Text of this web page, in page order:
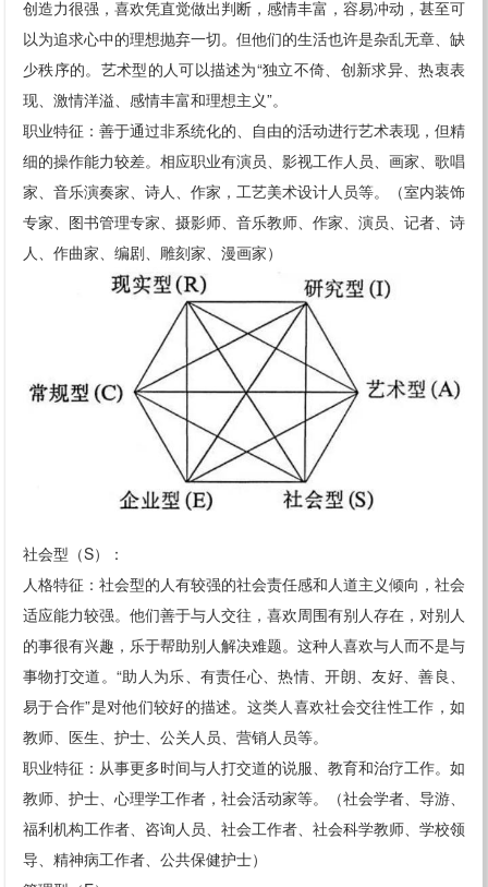
创造力很强，喜欢凭直觉做出判断，感情丰富，容易冲动，甚至可
以为追求心中的理想抛弃一切。但他们的生活也许是杂乱无章、缺
少秩序的。艺术型的人可以描述为“独立不倚、创新求异、热衷表
现、激情洋溢、感情丰富和理想主义”。
职业特征：善于通过非系统化的、自由的活动进行艺术表现，但精
细的操作能力较差。相应职业有演员、影视工作人员、画家、歌唱
家、音乐演奏家、诗人、作家，工艺美术设计人员等。（室内装饰
专家、图书管理专家、摄影师、音乐教师、作家、演员、记者、诗
人、作曲家、编剧、雕刻家、漫画家）
社会型（S）：
人格特征：社会型的人有较强的社会责任感和人道主义倾向，社会
适应能力较强。他们善于与人交往，喜欢周围有别人存在，对别人
的事很有兴趣，乐于帮助别人解决难题。这种人喜欢与人而不是与
事物打交道。“助人为乐、有责任心、热情、开朗、友好、善良、
易于合作”是对他们较好的描述。这类人喜欢社会交往性工作，如
教师、医生、护士、公关人员、营销人员等。
职业特征：从事更多时间与人打交道的说服、教育和治疗工作。如
教师、护士、心理学工作者，社会活动家等。（社会学者、导游、
福利机构工作者、咨询人员、社会工作者、社会科学教师、学校领
导、精神病工作者、公共保健护士）